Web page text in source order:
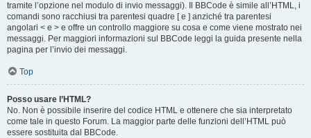
tramite l’opzione nel modulo di invio messaggi). Il BBCode è simile all’HTML, i
comandi sono racchiusi tra parentesi quadre [ e ] anziché tra parentesi
angolari < e > e offre un controllo maggiore su cosa e come viene mostrato nei
messaggi. Per maggiori informazioni sul BBCode leggi la guida presente nella
pagina per l’invio dei messaggi.
Top
Posso usare l’HTML?
No. Non è possibile inserire del codice HTML e ottenere che sia interpretato
come tale in questo Forum. La maggior parte delle funzioni dell’HTML può
essere sostituita dal BBCode.